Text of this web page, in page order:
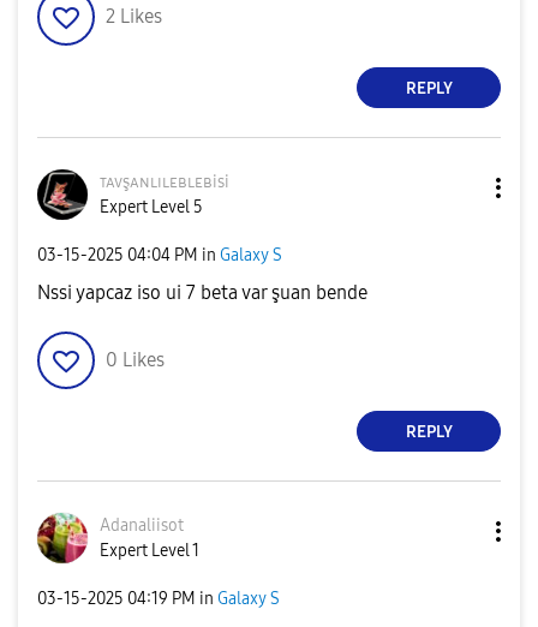
2 Likes
REPLY
ᴛᴀᴠşᴀɴʟɪʟᴇʙʟᴇʙisi
Expert Level 5
‎03-15-2025 04:04 PM in Galaxy S
Nssi yapcaz iso ui 7 beta var şuan bende
0 Likes
REPLY
Adanaliisot
Expert Level 1
‎03-15-2025 04:19 PM in Galaxy S